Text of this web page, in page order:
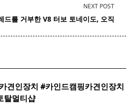
NEXT POST
드를 거부한 V8 터보 토네이도, 오직
견인장치 #카인드캠핑카견인장치
탈멀티샵